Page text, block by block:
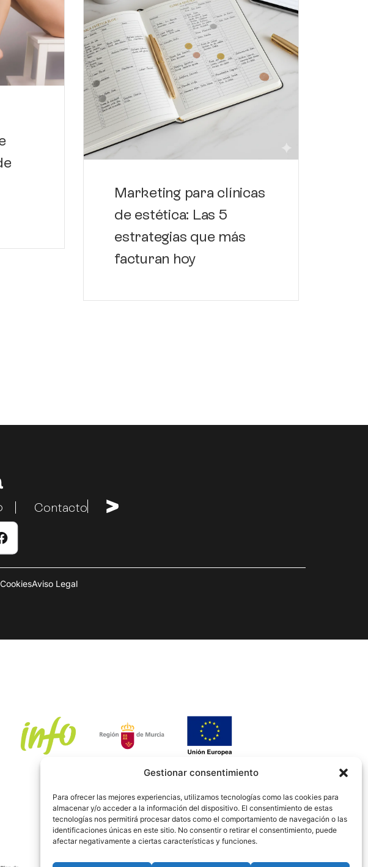
Gestionar consentimiento
Para ofrecer las mejores experiencias, utilizamos tecnologías como las cookies para
almacenar y/o acceder a la información del dispositivo. El consentimiento de estas
tecnologías nos permitirá procesar datos como el comportamiento de navegación o las
identificaciones únicas en este sitio. No consentir o retirar el consentimiento, puede
afectar negativamente a ciertas características y funciones.
Marketing para clínicas
de estética: Las 5
estrategias que más
facturan hoy
Contacto
CookiesAviso Legal